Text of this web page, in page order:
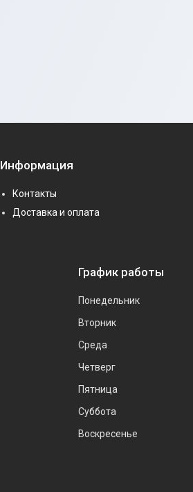
Информация
Контакты
Доставка и оплата
График работы
Понедельник
Вторник
Среда
Четверг
Пятница
Суббота
Воскресенье